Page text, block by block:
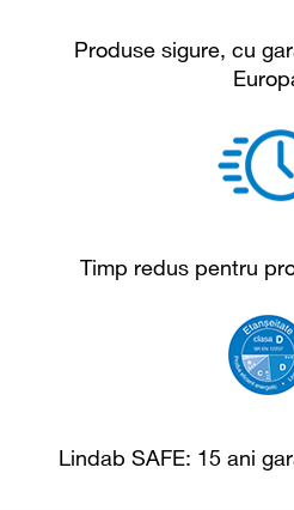
Produse sigure, cu
Timp redus pentru
Lindab SAFE: 15 ani